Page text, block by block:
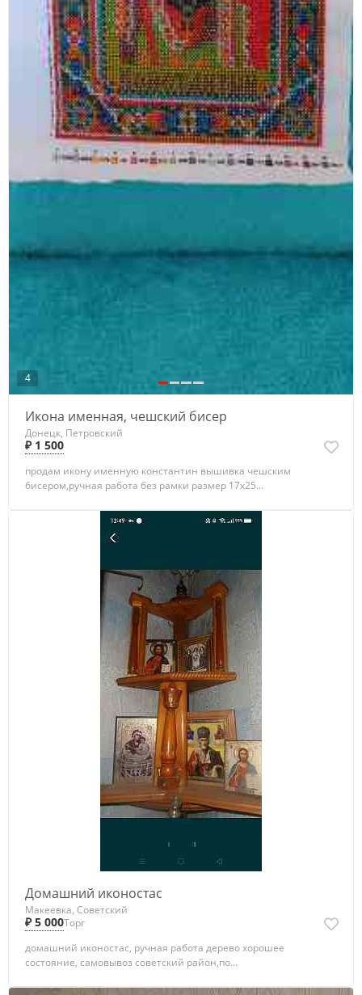
4
Икона именная, чешский бисер
Донецк, Петровский
₽ 1 500
продам икону именную константин вышивка чешским
бисером,ручная работа без рамки размер 17х25...
Домашний иконостас
Макеевка, Советский
₽ 5 000Торг
домашний иконостас, ручная работа дерево хорошее
состояние, самовывоз советский район,по...